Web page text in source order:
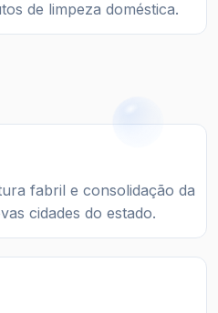
de limpeza doméstica.
fabril e consolidação da
cidades do estado.